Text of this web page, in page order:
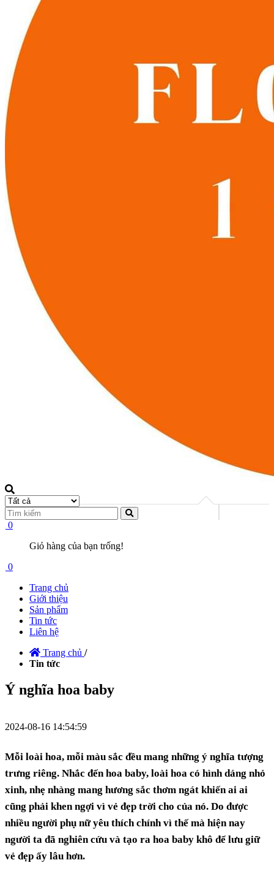
0
Giỏ hàng của bạn trống!
0
Trang chủ
Giới thiệu
Sản phẩm
Tin tức
Liên hệ
Trang chủ /
Tin tức
Ý nghĩa hoa baby
2024-08-16 14:54:59
Mỗi loài hoa, mỗi màu sắc đều mang những ý nghĩa tượng
trưng riêng. Nhắc đến hoa baby, loài hoa có hình dáng nhỏ
xinh, nhẹ nhàng mang hương sắc thơm ngát khiến ai ai
cũng phải khen ngợi vì vẻ đẹp trời cho của nó. Do được
nhiều người phụ nữ yêu thích chính vì thế mà hiện nay
người ta đã nghiên cứu và tạo ra hoa baby khô để lưu giữ
vẻ đẹp ấy lâu hơn.